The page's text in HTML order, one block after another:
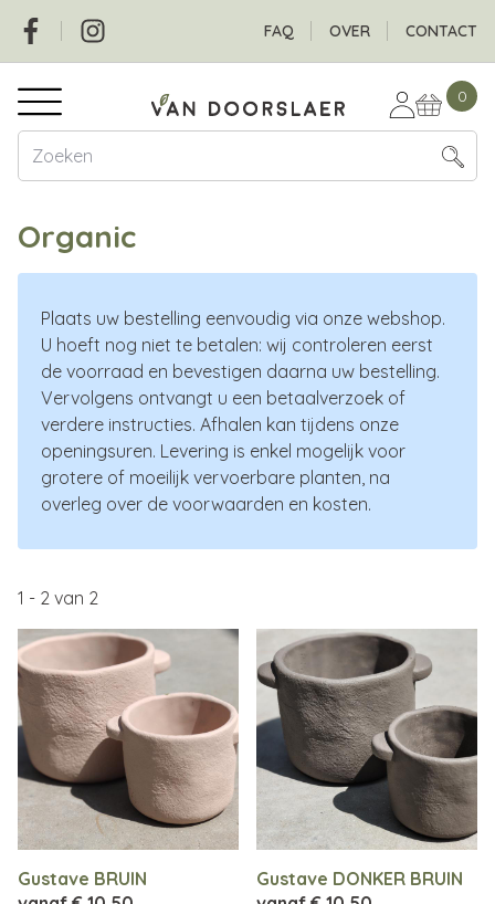
Overslaan
naar
de
inhoud
gaan
Social Header
FAQ OVER CONTACT
Hoofdnavigatie 0
Organic
Plaats uw bestelling eenvoudig via onze webshop.
U hoeft nog niet te betalen: wij controleren eerst
de voorraad en bevestigen daarna uw bestelling.
Vervolgens ontvangt u een betaalverzoek of
verdere instructies. Afhalen kan tijdens onze
openingsuren. Levering is enkel mogelijk voor
grotere of moeilijk vervoerbare planten, na
overleg over de voorwaarden en kosten.
1 - 2 van 2
Gustave BRUIN
Gustave DONKER BRUIN